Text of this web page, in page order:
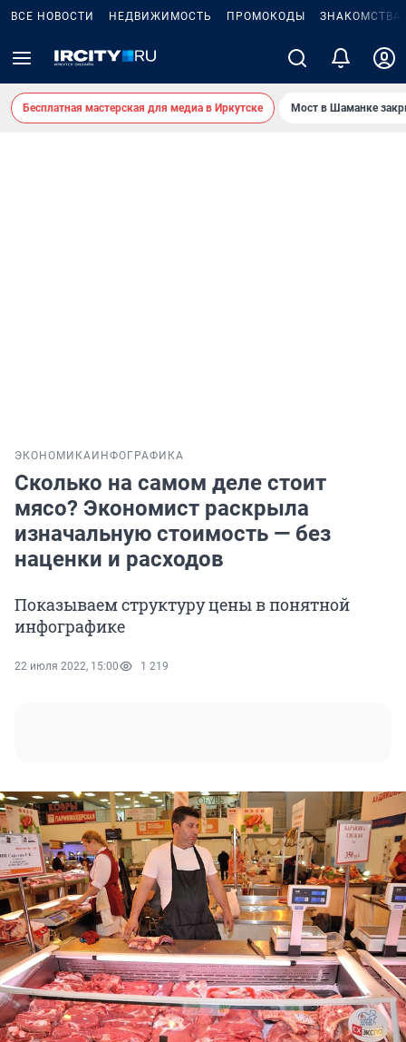
ВСЕ НОВОСТИ НЕДВИЖИМОСТЬ ПРОМОКОДЫ ЗНАКОМСТВА
Бесплатная мастерская для медиа в Иркутске Мост в Шаманке
ЭКОНОМИКА ИНФОГРАФИКА
Сколько на самом деле стоит
мясо? Экономист раскрыла
изначальную стоимость — без
наценки и расходов
Показываем структуру цены в понятной
инфографике
22 июля 2022, 15:00 1 219